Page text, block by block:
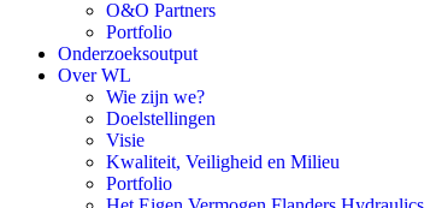
O&O Partners
Portfolio
Onderzoeksoutput
Over WL
Wie zijn we?
Doelstellingen
Visie
Kwaliteit, Veiligheid en Milieu
Portfolio